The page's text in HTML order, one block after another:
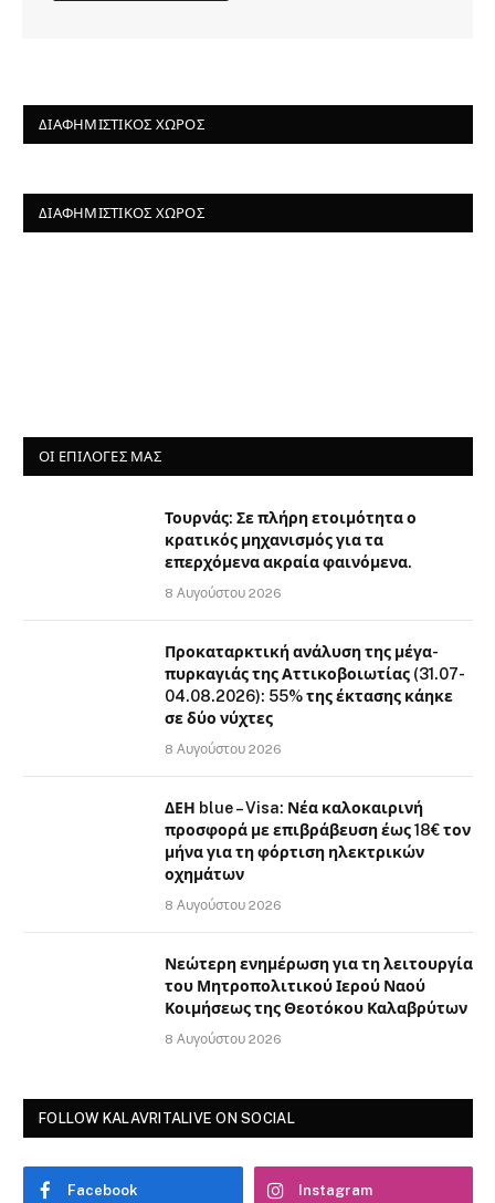
ΔΙΑΦΗΜΙΣΤΙΚΌΣ ΧΏΡΟΣ
ΔΙΑΦΗΜΙΣΤΙΚΌΣ ΧΏΡΟΣ
ΟΙ ΕΠΙΛΟΓΈΣ ΜΑΣ
Τουρνάς: Σε πλήρη ετοιμότητα ο
κρατικός μηχανισμός για τα
επερχόμενα ακραία φαινόμενα.
8 Αυγούστου 2026
Προκαταρκτική ανάλυση της μέγα-
πυρκαγιάς της Αττικοβοιωτίας (31.07-
04.08.2026): 55% της έκτασης κάηκε
σε δύο νύχτες
8 Αυγούστου 2026
ΔΕΗ blue – Visa: Νέα καλοκαιρινή
προσφορά με επιβράβευση έως 18€ τον
μήνα για τη φόρτιση ηλεκτρικών
οχημάτων
8 Αυγούστου 2026
Νεώτερη ενημέρωση για τη λειτουργία
του Μητροπολιτικού Ιερού Ναού
Κοιμήσεως της Θεοτόκου Καλαβρύτων
8 Αυγούστου 2026
FOLLOW KALAVRITALIVE ON SOCIAL
Facebook Instagram